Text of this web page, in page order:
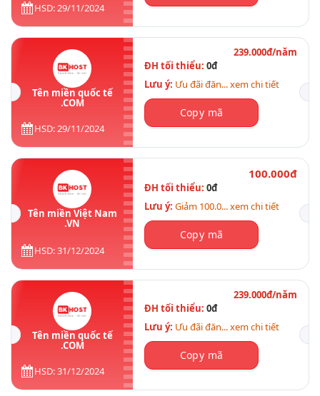
HSD: 29/11/2024
Tên miền quốc tế
.COM
HSD: 29/11/2024
239.000đ/năm
ĐH tối thiểu: 0đ
Lưu ý: Ưu đãi đăn... xem chi tiết
Copy mã
Tên miền Việt Nam
.VN
HSD: 31/12/2024
100.000đ
ĐH tối thiểu: 0đ
Lưu ý: Giảm 100.0... xem chi tiết
Copy mã
Tên miền quốc tế
.COM
HSD: 31/12/2024
239.000đ/năm
ĐH tối thiểu: 0đ
Lưu ý: Ưu đãi đăn... xem chi tiết
Copy mã